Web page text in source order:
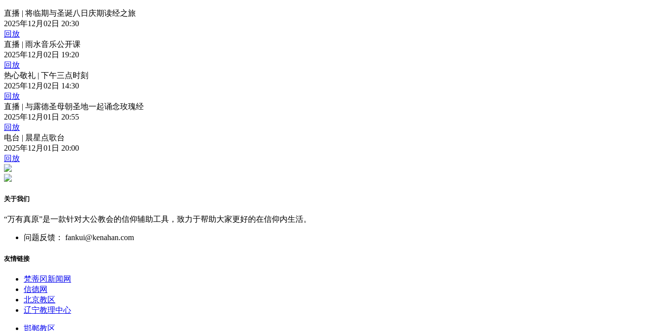
直播 | 将临期与圣诞八日庆期读经之旅
2025年12月02日 20:30
回放
直播 | 雨水音乐公开课
2025年12月02日 19:20
回放
热心敬礼 | 下午三点时刻
2025年12月02日 14:30
回放
直播 | 与露德圣母朝圣地一起诵念玫瑰经
2025年12月01日 20:55
回放
电台 | 晨星点歌台
2025年12月01日 20:00
回放
关于我们
“万有真原”是一款针对大公教会的信仰辅助工具，致力于帮助大家更好的在信仰内生活。
问题反馈： fankui@kenahan.com
友情链接
梵蒂冈新闻网
信德网
北京教区
辽宁教理中心
邯郸教区